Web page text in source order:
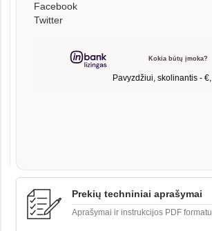
Facebook
Twitter
Prekių techniniai aprašymai
Aprašymai ir instrukcijos PDF formatu